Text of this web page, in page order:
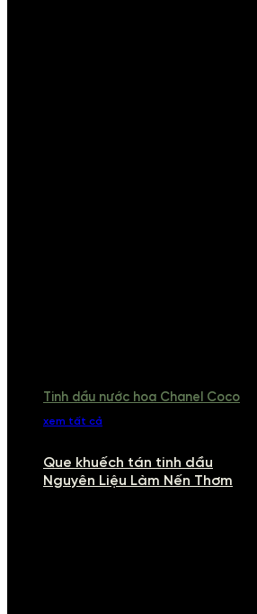
Tinh dầu nước hoa Chanel Coco
xem tất cả
Que khuếch tán tinh dầu
Nguyên Liệu Làm Nến Thơm